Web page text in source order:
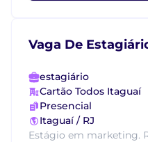
Vaga De
estagiário
Cartão Todos Itaguaí
Presencial
Itaguaí / RJ
Estágio em marketing.